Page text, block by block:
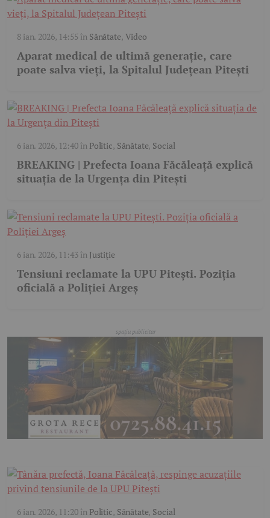
8 ian. 2026, 14:55 în Sănătate, Video
Aparat medical de ultimă generație, care
poate salva vieți, la Spitalul Județean Pitești
6 ian. 2026, 12:40în Politic, Sănătate, Social
BREAKING | Prefecta Ioana Făcăleață explică
situația de la Urgența din Pitești
6 ian. 2026, 11:43în Justiție
Tensiuni reclamate la UPU Pitești. Poziția
oficială a Poliției Argeș
6 ian. 2026, 11:20în Politic, Sănătate, Social